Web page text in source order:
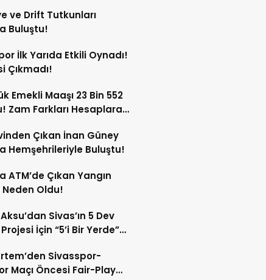
ve Drift Tutkunları
Buluştu!
İlk Yarıda Etkili Oynadı!
Çıkmadı!
Emekli Maaşı 23 Bin 552
Zam Farkları Hesaplara
Çıkan İnan Güney
Hemşehrileriyle Buluştu!
ATM’de Çıkan Yangın
Neden Oldu!
Sivas’ın 5 Dev
İçin “5’i Bir Yerde”
Sivasspor-
Maçı Öncesi Fair-Play